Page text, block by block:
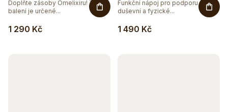
1 290 Kč
Doplňte zásoby Ómelixiru! Toto
balení je určené...
1 490 Kč
Funkční nápoj pro podporu
duševní a fyzické...